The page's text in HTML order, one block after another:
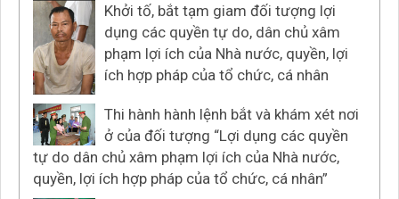
Khởi tố, bắt tạm giam đối tượng lợi
dụng các quyền tự do, dân chủ xâm
phạm lợi ích của Nhà nước, quyền, lợi
ích hợp pháp của tổ chức, cá nhân
Thi hành hành lệnh bắt và khám xét nơi
ở của đối tượng “Lợi dụng các quyền
tự do dân chủ xâm phạm lợi ích của Nhà nước,
quyền, lợi ích hợp pháp của tổ chức, cá nhân”